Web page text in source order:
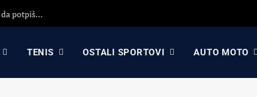
KK Partizan i KK Crvena zvezda koriste propast Asvela i žele da potpišu igrača sa ogromnim potencijalom?!
TENIS OSTALI SPORTOVI AUTO MOTO